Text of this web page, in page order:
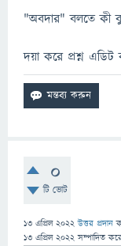
"অবদার" বলতে কী
দয়া করে প্রশ্ন
0
টি ভোট
13 এপ্রিল 2022 উত্তর প্রদান
13 এপ্রিল 2022 সম্পাদিত